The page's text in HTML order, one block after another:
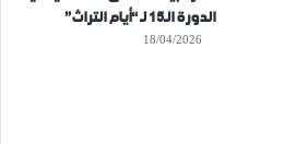
الدورة الـ15 لـ “أيام التراث”
18/04/2026